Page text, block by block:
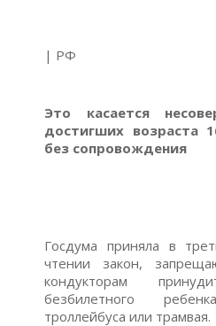
| РФ
Это касается
достигших возраста
без сопровождения
Госдума приняла в
чтении закон,
кондукторам
безбилетного
троллейбуса или трамвая.